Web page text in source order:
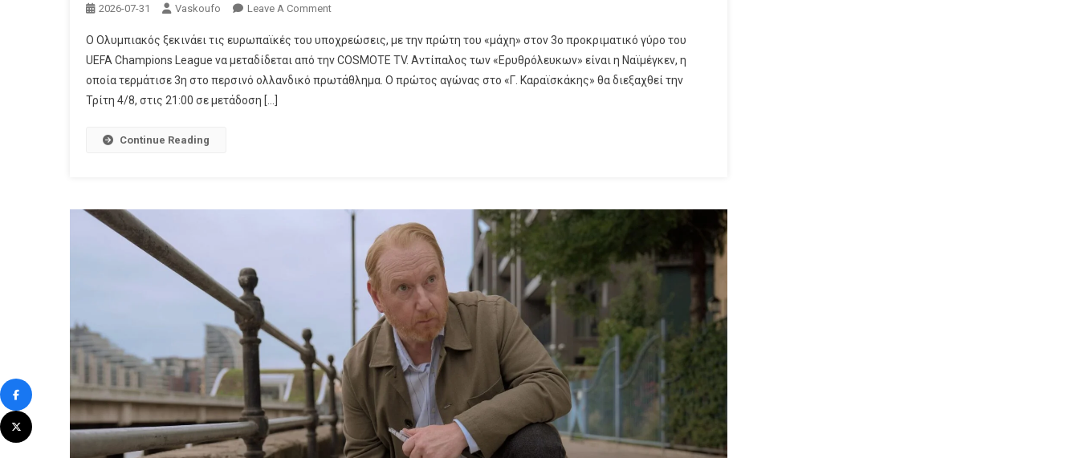
2026-07-31 Vaskoufo Leave A CommentOn
Ναϊμέγκεν:
Το
Ευρωπαϊκό
TV
Ο Ολυμπιακός ξεκινάει τις ευρωπαϊκές του υποχρεώσεις, με την πρώτη του «μάχη» στον 3ο προκριματικό γύρο του
UEFA Champions League να μεταδίδεται από την COSMOTE TV. Αντίπαλος των «Ερυθρόλευκων» είναι η Ναϊμέγκεν, η
οποία τερμάτισε 3η στο περσινό ολλανδικό πρωτάθλημα. Ο πρώτος αγώνας στο «Γ. Καραϊσκάκης» θα διεξαχθεί την
Τρίτη 4/8, στις 21:00 σε μετάδοση […]
Continue Reading